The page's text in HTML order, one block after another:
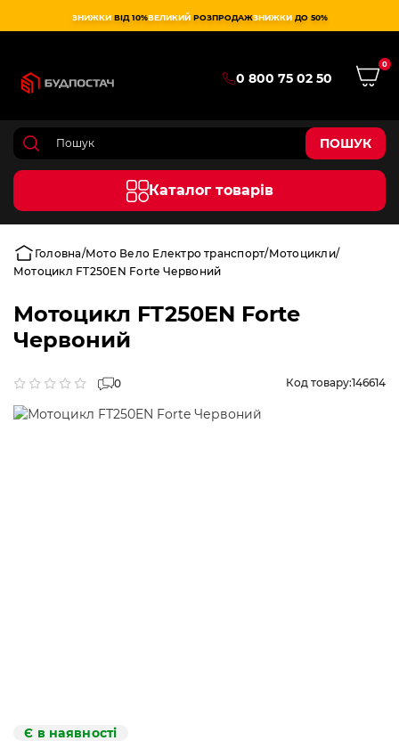
ЗНИЖКИ ВІД 10%ВЕЛИКИЙ РОЗПРОДАЖЗНИЖКИ ДО 50%
0 800 75 02 50
0
ПОШУК
Каталог товарів
Головна Мото Вело Електро транспорт Мотоцикли
Мотоцикл FT250EN Forte Червоний
Мотоцикл FT250EN Forte
Червоний
0 Код товару:146614
Є в наявності